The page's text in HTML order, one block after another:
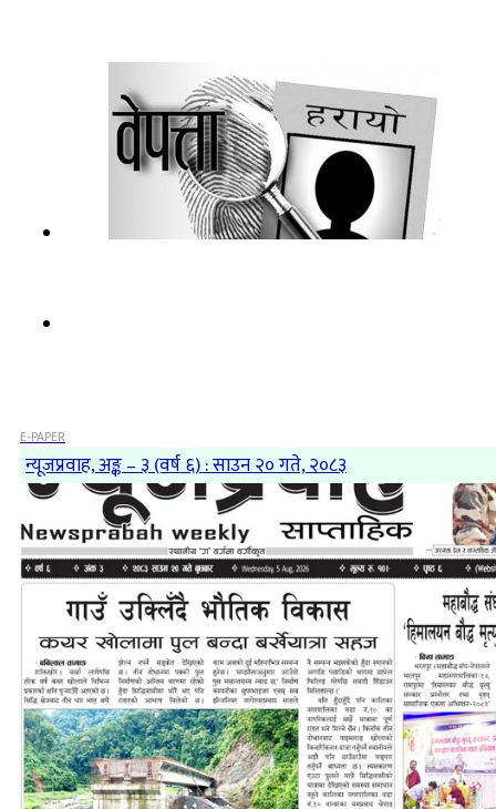
E-PAPER
न्यूजप्रवाह, अङ्क – ३ (वर्ष ६) : साउन २० गते, २०८३